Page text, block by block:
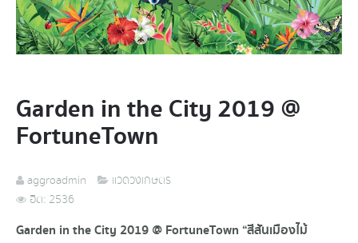
Garden in the City 2019 @
FortuneTown
aggroadmin
แวดวงเกษตร
ฮิต: 2536
Garden in the City 2019 @ FortuneTown “สีสันเมืองไม้